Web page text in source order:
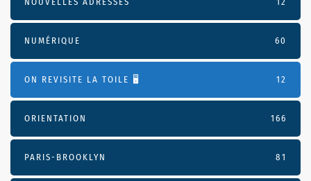
NUMÉRIQUE 60
ON REVISITE LA TOILE 🖥️ 12
ORIENTATION 166
PARIS-BROOKLYN 81